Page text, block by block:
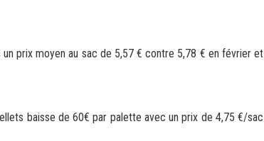
prix moyen au sac de 5,57 € contre 5,78 € en février et
baisse de 60€ par palette avec un prix de 4,75 €/sac